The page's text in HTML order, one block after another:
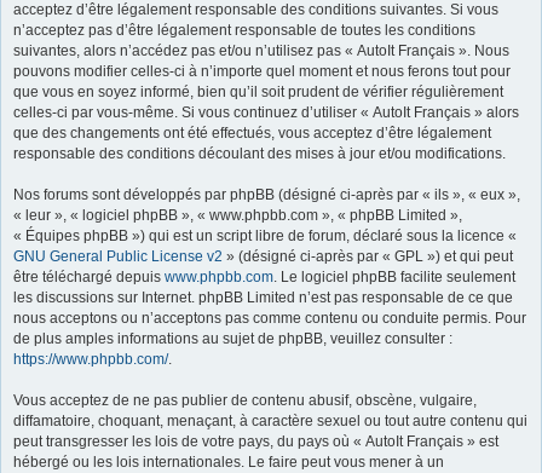
acceptez d’être légalement responsable des conditions suivantes. Si vous
n’acceptez pas d’être légalement responsable de toutes les conditions
suivantes, alors n’accédez pas et/ou n’utilisez pas « AutoIt Français ». Nous
pouvons modifier celles-ci à n’importe quel moment et nous ferons tout pour
que vous en soyez informé, bien qu’il soit prudent de vérifier régulièrement
celles-ci par vous-même. Si vous continuez d’utiliser « AutoIt Français » alors
que des changements ont été effectués, vous acceptez d’être légalement
responsable des conditions découlant des mises à jour et/ou modifications.
Nos forums sont développés par phpBB (désigné ci-après par « ils », « eux »,
« leur », « logiciel phpBB », « www.phpbb.com », « phpBB Limited »,
« Équipes phpBB ») qui est un script libre de forum, déclaré sous la licence «
GNU General Public License v2 » (désigné ci-après par « GPL ») et qui peut
être téléchargé depuis www.phpbb.com. Le logiciel phpBB facilite seulement
les discussions sur Internet. phpBB Limited n’est pas responsable de ce que
nous acceptons ou n’acceptons pas comme contenu ou conduite permis. Pour
de plus amples informations au sujet de phpBB, veuillez consulter :
https://www.phpbb.com/.
Vous acceptez de ne pas publier de contenu abusif, obscène, vulgaire,
diffamatoire, choquant, menaçant, à caractère sexuel ou tout autre contenu qui
peut transgresser les lois de votre pays, du pays où « AutoIt Français » est
hébergé ou les lois internationales. Le faire peut vous mener à un